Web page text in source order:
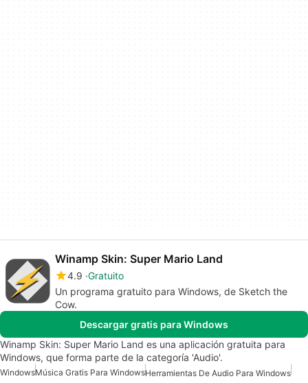
Winamp Skin: Super Mario Land
4.9 Gratuito
Un programa gratuito para Windows, de Sketch the
Cow.
Descargar gratis para Windows
Winamp Skin: Super Mario Land es una aplicación gratuita para
Windows, que forma parte de la categoría 'Audio'.
WindowsMúsica Gratis Para WindowsHerramientas De Audio Para Windows